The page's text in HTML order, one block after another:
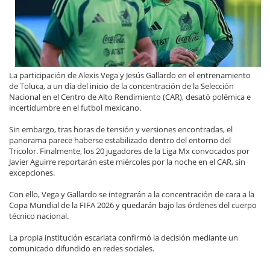
La participación de Alexis Vega y Jesús Gallardo en el entrenamiento
de Toluca, a un día del inicio de la concentración de la Selección
Nacional en el Centro de Alto Rendimiento (CAR), desató polémica e
incertidumbre en el futbol mexicano.
Sin embargo, tras horas de tensión y versiones encontradas, el
panorama parece haberse estabilizado dentro del entorno del
Tricolor. Finalmente, los 20 jugadores de la Liga Mx convocados por
Javier Aguirre reportarán este miércoles por la noche en el CAR, sin
excepciones.
Con ello, Vega y Gallardo se integrarán a la concentración de cara a la
Copa Mundial de la FIFA 2026 y quedarán bajo las órdenes del cuerpo
técnico nacional.
La propia institución escarlata confirmó la decisión mediante un
comunicado difundido en redes sociales.